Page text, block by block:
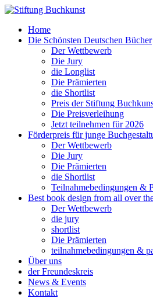
Home
Die Schönsten Deutschen Bücher
Der Wettbewerb
Die Jury
die Longlist
Die Prämierten
die Shortlist
Preis der Stiftung
Die Preisverleihung
Jetzt teilnehmen für 2026
Förderpreis für junge
Der Wettbewerb
Die Jury
Die Prämierten
die Shortlist
Teilnahmebedingungen &
Best book design from all over
Der Wettbewerb
die jury
shortlist
Die Prämierten
teilnahmebedingungen &
Über uns
der Freundeskreis
News & Events
Kontakt